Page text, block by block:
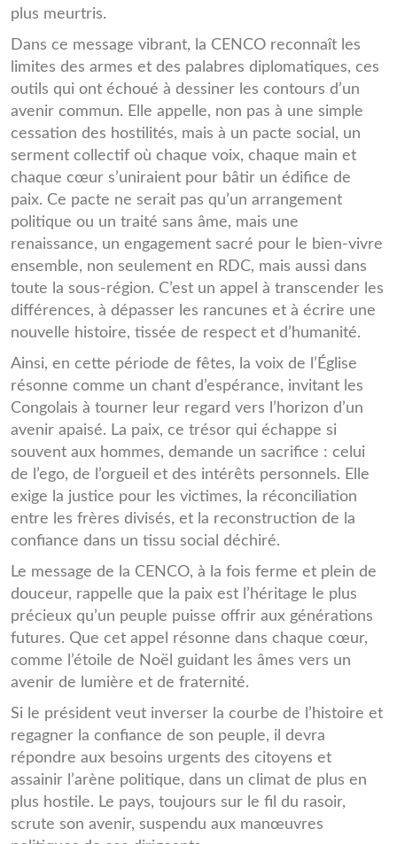
plus meurtris.
Dans ce message vibrant, la CENCO reconnaît les
limites des armes et des palabres diplomatiques, ces
outils qui ont échoué à dessiner les contours d’un
avenir commun. Elle appelle, non pas à une simple
cessation des hostilités, mais à un pacte social, un
serment collectif où chaque voix, chaque main et
chaque cœur s’uniraient pour bâtir un édifice de
paix. Ce pacte ne serait pas qu’un arrangement
politique ou un traité sans âme, mais une
renaissance, un engagement sacré pour le bien-vivre
ensemble, non seulement en RDC, mais aussi dans
toute la sous-région. C’est un appel à transcender les
différences, à dépasser les rancunes et à écrire une
nouvelle histoire, tissée de respect et d’humanité.
Ainsi, en cette période de fêtes, la voix de l’Église
résonne comme un chant d’espérance, invitant les
Congolais à tourner leur regard vers l’horizon d’un
avenir apaisé. La paix, ce trésor qui échappe si
souvent aux hommes, demande un sacrifice : celui
de l’ego, de l’orgueil et des intérêts personnels. Elle
exige la justice pour les victimes, la réconciliation
entre les frères divisés, et la reconstruction de la
confiance dans un tissu social déchiré.
Le message de la CENCO, à la fois ferme et plein de
douceur, rappelle que la paix est l’héritage le plus
précieux qu’un peuple puisse offrir aux générations
futures. Que cet appel résonne dans chaque cœur,
comme l’étoile de Noël guidant les âmes vers un
avenir de lumière et de fraternité.
Si le président veut inverser la courbe de l’histoire et
regagner la confiance de son peuple, il devra
répondre aux besoins urgents des citoyens et
assainir l’arène politique, dans un climat de plus en
plus hostile. Le pays, toujours sur le fil du rasoir,
scrute son avenir, suspendu aux manœuvres